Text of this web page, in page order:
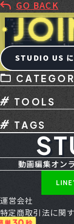
GO BACK
STUDIO US
デバイス
動画編集
動
音声編集
TOOLS
After
Davinci Resolve
Media Encoder
TikTok
スク
モニ
生成AI
用語集
TAGS
Creative Cloud
HDR
Mac -
SSD
SUNO
ア
アンカーポイント
エッセンシャル
動画編集オン
運営会社
特定商取引法に関